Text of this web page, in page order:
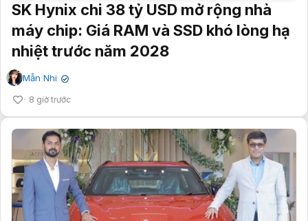
SK Hynix chi 38 tỷ USD mở rộng nhà
máy chip: Giá RAM và SSD khó lòng hạ
nhiệt trước năm 2028
Mẫn Nhi ✔
8 giờ trước